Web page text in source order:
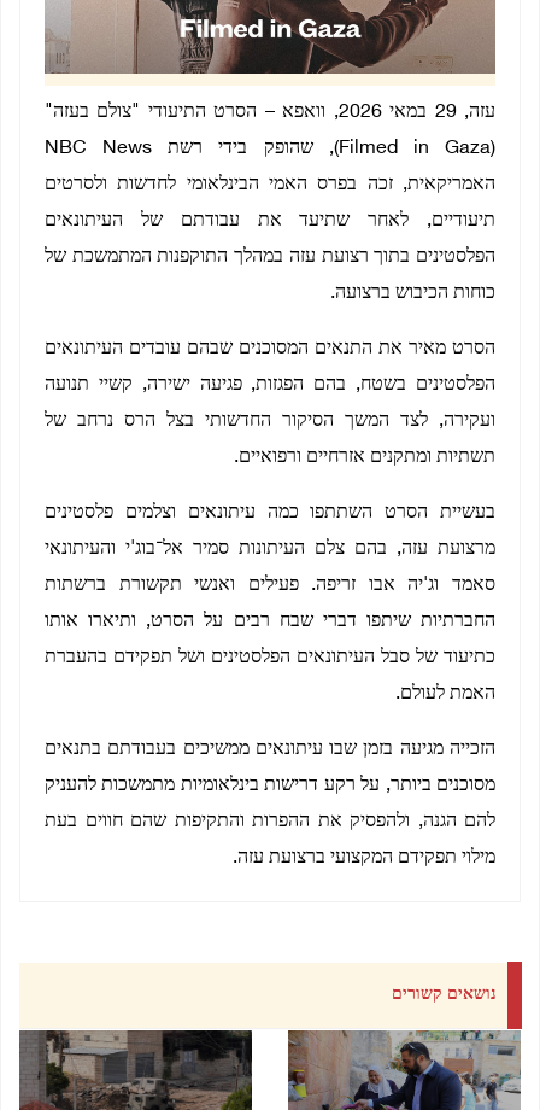
עזה, 29 במאי 2026, וואפא – הסרט התיעודי "צולם בעזה"
(Filmed in Gaza), שהופק בידי רשת NBC News
האמריקאית, זכה בפרס האמי הבינלאומי לחדשות ולסרטים
תיעודיים, לאחר שתיעד את עבודתם של העיתונאים
הפלסטינים בתוך רצועת עזה במהלך התוקפנות המתמשכת של
כוחות הכיבוש ברצועה.
הסרט מאיר את התנאים המסוכנים שבהם עובדים העיתונאים
הפלסטינים בשטח, בהם הפגזות, פגיעה ישירה, קשיי תנועה
ועקירה, לצד המשך הסיקור החדשותי בצל הרס נרחב של
תשתיות ומתקנים אזרחיים ורפואיים.
בעשיית הסרט השתתפו כמה עיתונאים וצלמים פלסטינים
מרצועת עזה, בהם צלם העיתונות סמיר אל־בוג'י והעיתונאי
סאמד וג'יה אבו זריפה. פעילים ואנשי תקשורת ברשתות
החברתיות שיתפו דברי שבח רבים על הסרט, ותיארו אותו
כתיעוד של סבל העיתונאים הפלסטינים ושל תפקידם בהעברת
האמת לעולם.
הזכייה מגיעה בזמן שבו עיתונאים ממשיכים בעבודתם בתנאים
מסוכנים ביותר, על רקע דרישות בינלאומיות מתמשכות להעניק
להם הגנה, ולהפסיק את ההפרות והתקיפות שהם חווים בעת
מילוי תפקידם המקצועי ברצועת עזה.
נושאים קשורים